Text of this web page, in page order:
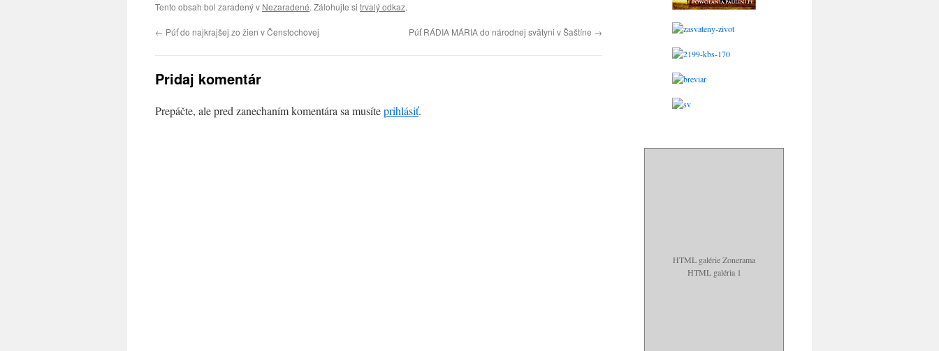
Tento obsah bol zaradený v Nezaradené. Zálohujte si trvalý odkaz.
← Púť do najkrajšej zo žien v Čenstochovej Púť RÁDIA MÁRIA do národnej svätyni v Šaštíne →
Pridaj komentár
Prepáčte, ale pred zanechaním komentára sa musíteprihlásiť.
HTML galérie Zonerama
HTML galéria 1